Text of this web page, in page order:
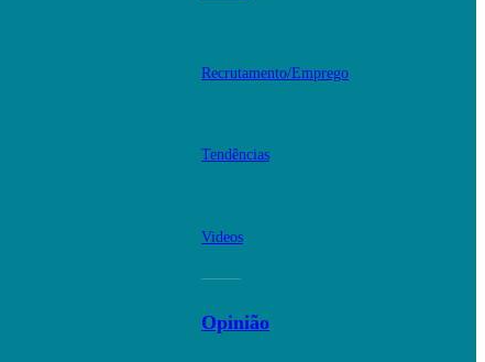
Recrutamento/Emprego
Tendências
Videos
Opinião